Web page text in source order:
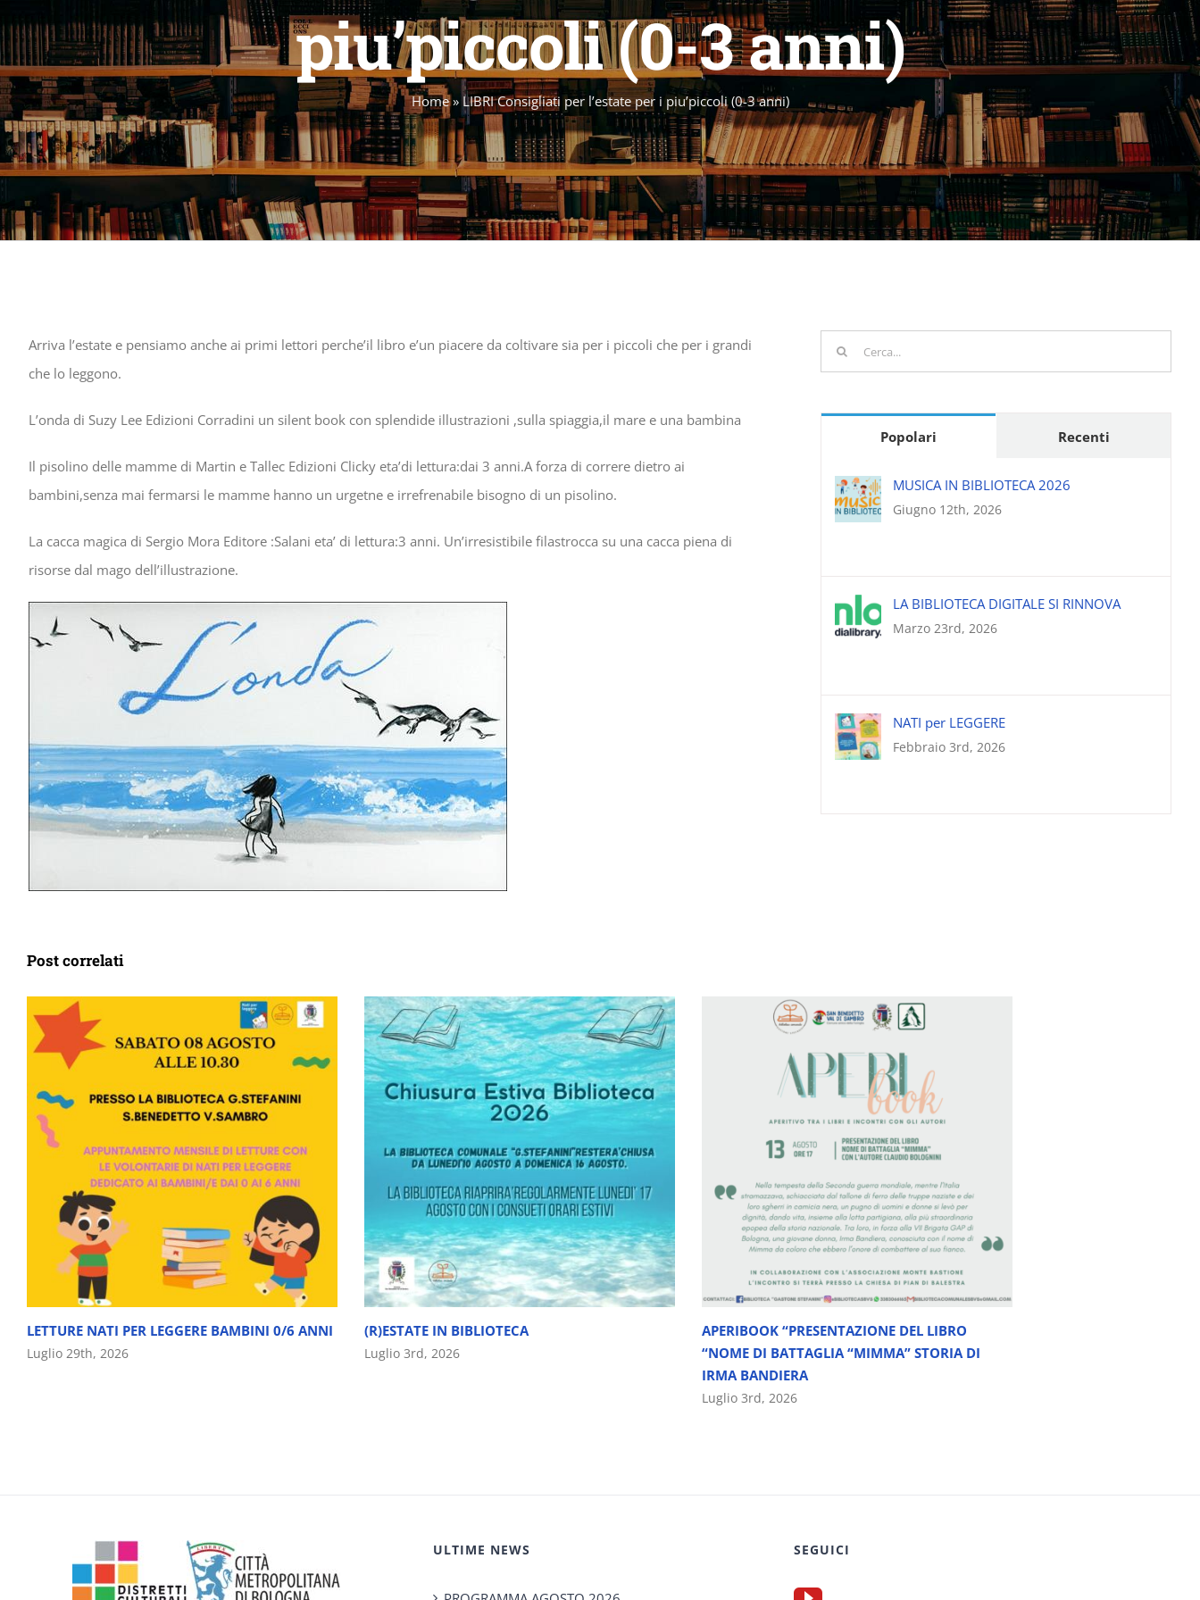
piu’piccoli (0-3 anni)
Home» LIBRI Consigliati per l’estate per i piu’piccoli (0-3 anni)
Arriva l’estate e pensiamo anche ai primi lettori perche’il libro e’un piacere da coltivare sia per i piccoli che per i grandi
che lo leggono.
L’onda di Suzy Lee Edizioni Corradini un silent book con splendide illustrazioni ,sulla spiaggia,il mare e una bambina
Il pisolino delle mamme di Martin e Tallec Edizioni Clicky eta’di lettura:dai 3 anni.A forza di correre dietro ai
bambini,senza mai fermarsi le mamme hanno un urgetne e irrefrenabile bisogno di un pisolino.
La cacca magica di Sergio Mora Editore :Salani eta’ di lettura:3 anni. Un’irresistibile filastrocca su una cacca piena di
risorse dal mago dell’illustrazione.
Cerca
per:
Popolari Recenti
MUSICA IN BIBLIOTECA 2026
Giugno 12th, 2026
LA BIBLIOTECA DIGITALE SI RINNOVA
Marzo 23rd, 2026
NATI per LEGGERE
Febbraio 3rd, 2026
Post correlati
LETTURE NATI PER LEGGERE BAMBINI 0/6 ANNI
Luglio 29th, 2026
(R)ESTATE IN BIBLIOTECA
Luglio 3rd, 2026
APERIBOOK “PRESENTAZIONE DEL LIBRO
“NOME DI BATTAGLIA “MIMMA” STORIA DI
IRMA BANDIERA
Luglio 3rd, 2026
ULTIME NEWS SEGUICI